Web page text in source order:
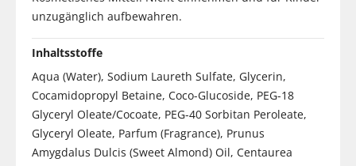
unzugänglich aufbewahren.
Inhaltsstoffe
Aqua (Water), Sodium Laureth Sulfate, Glycerin,
Cocamidopropyl Betaine, Coco-Glucoside, PEG-18
Glyceryl Oleate/Cocoate, PEG-40 Sorbitan Peroleate,
Glyceryl Oleate, Parfum (Fragrance), Prunus
Amygdalus Dulcis (Sweet Almond) Oil, Centaurea